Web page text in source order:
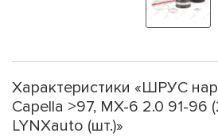
Характеристики «ШРУС
Capella >97, MX-6 2.0 91-96
LYNXauto (шт.)»